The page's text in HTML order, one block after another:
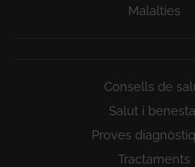
Malalties
Consells de
Salut i
Proves
Tractaments